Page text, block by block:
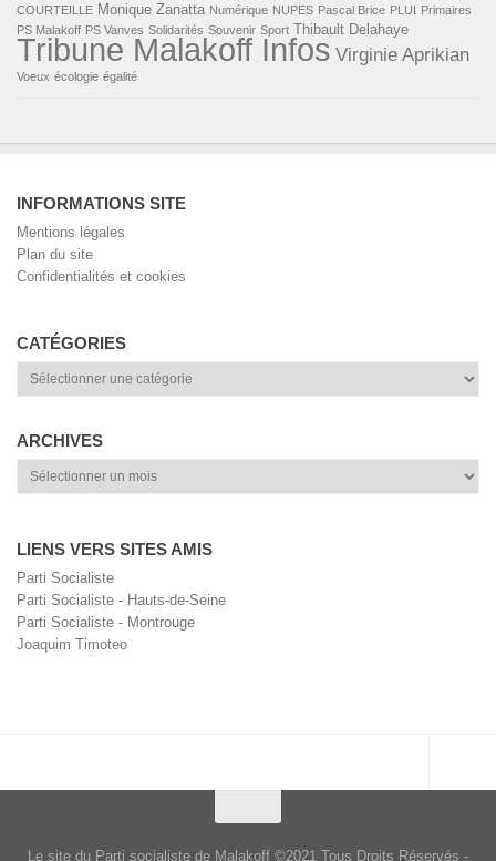
COURTEILLE Monique Zanatta Numérique NUPES Pascal Brice PLUI Primaires
PS Malakoff PS Vanves Solidarités Souvenir Sport Thibault Delahaye
Tribune Malakoff Infos Virginie Aprikian
Voeux écologie égalité
INFORMATIONS SITE
Mentions légales
Plan du site
Confidentialités et cookies
CATÉGORIES
Catégories
ARCHIVES
Archives
LIENS VERS SITES AMIS
Parti Socialiste
Parti Socialiste - Hauts-de-Seine
Parti Socialiste - Montrouge
Joaquim Timoteo
Le site du Parti socialiste de Malakoff ©2021 Tous Droits Réservés -